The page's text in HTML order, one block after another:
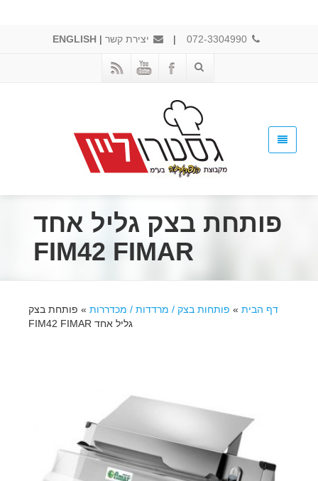
072-3304990
| יצירת קשר |
ENGLISH
פותחת בצק גליל אחד
FIM42 FIMAR
דף הבית » פותחות בצק / מרדדות / מכדררות » פותחת בצק
גליל אחד FIM42 FIMAR